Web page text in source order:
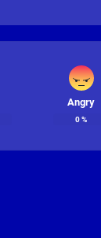
Angry
0%